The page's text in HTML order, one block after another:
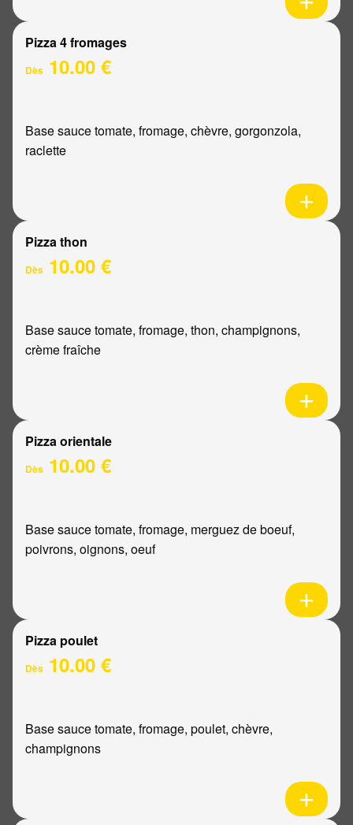
Pizza 4 fromages
Dès 10.00 €
Base sauce tomate, fromage, chèvre, gorgonzola,
raclette
Pizza thon
Dès 10.00 €
Base sauce tomate, fromage, thon, champignons,
crème fraîche
Pizza orientale
Dès 10.00 €
Base sauce tomate, fromage, merguez de boeuf,
poivrons, oignons, oeuf
Pizza poulet
Dès 10.00 €
Base sauce tomate, fromage, poulet, chèvre,
champignons